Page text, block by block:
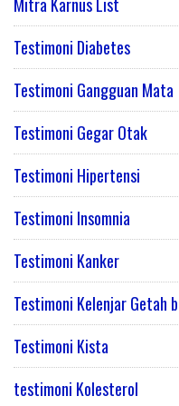
Testimoni Diabetes
Testimoni Gangguan Mata
Testimoni Gegar Otak
Testimoni Hipertensi
Testimoni Insomnia
Testimoni Kanker
Testimoni Kelenjar Getah
Testimoni Kista
testimoni Kolesterol